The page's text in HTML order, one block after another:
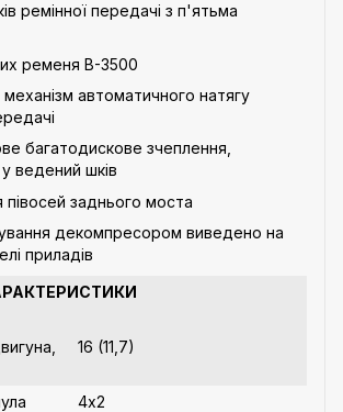
ремінної передачі з п'ятьма
ременя В-3500
автоматичного натягу
багатодискове зчеплення,
ведений шків
півосей заднього моста
декомпресором виведено на
приладів
16 (11,7)
4х2